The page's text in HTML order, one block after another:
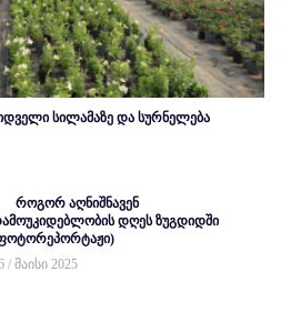
სილამაზე და სურნელება
როგორ აღნიშნავენ
დღეს ზუგდიდში
/ მაისი 2025